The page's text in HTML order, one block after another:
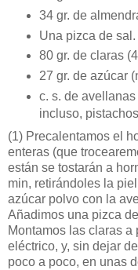
34 gr. de
Una pizca de sal.
80 gr. de claras
27 gr. de azúcar
c. s. de
incluso, pistachos
(1) Precalentamos el
enteras (que
están se tostarán a
min, retirándoles la
azúcar polvo con la
Añadimos una pizca
Montamos las claras
eléctrico, y, sin dejar
poco a poco, en unas